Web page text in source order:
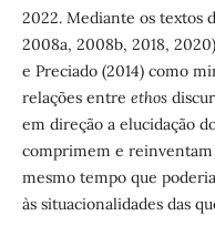
2022. Mediante os textos
2008a, 2008b, 2018,
e Preciado (2014) como
relações entre ethos
em direção a elucidação
comprimem e reinventam
mesmo tempo que
às situacionalidades das